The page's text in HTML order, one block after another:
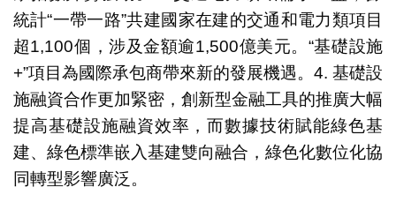
統計“一帶一路”共建國家在建的交通和電力類項目
超1,100個，涉及金額逾1,500億美元。“基礎設施
+”項目為國際承包商帶來新的發展機遇。4. 基礎設
施融資合作更加緊密，創新型金融工具的推廣大幅
提高基礎設施融資效率，而數據技術賦能綠色基
建、綠色標準嵌入基建雙向融合，綠色化數位化協
同轉型影響廣泛。